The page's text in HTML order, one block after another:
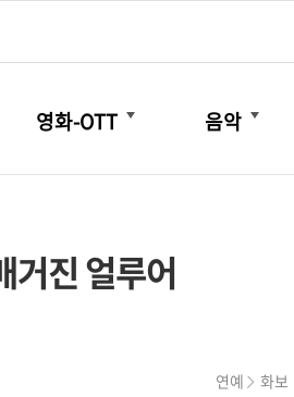
영화-OTT
더보기
음악
더보기
진 얼루어
연예 화보